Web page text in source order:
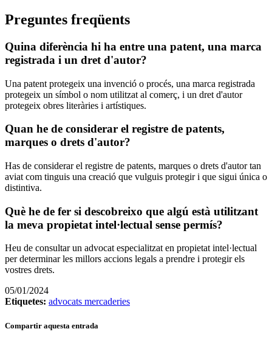
Preguntes freqüents
Quina diferència hi ha entre una patent, una marca
registrada i un dret d'autor?
Una patent protegeix una invenció o procés, una marca registrada
protegeix un símbol o nom utilitzat al comerç, i un dret d'autor
protegeix obres literàries i artístiques.
Quan he de considerar el registre de patents,
marques o drets d'autor?
Has de considerar el registre de patents, marques o drets d'autor tan
aviat com tinguis una creació que vulguis protegir i que sigui única o
distintiva.
Què he de fer si descobreixo que algú està utilitzant
la meva propietat intel·lectual sense permís?
Heu de consultar un advocat especialitzat en propietat intel·lectual
per determinar les millors accions legals a prendre i protegir els
vostres drets.
05/01/2024
Etiquetes: advocats mercaderies
Compartir aquesta entrada